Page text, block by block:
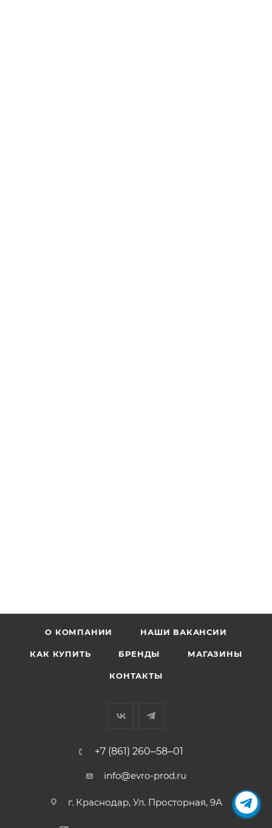
О КОМПАНИИ НАШИ ВАКАНСИИ
КАК КУПИТЬ БРЕНДЫ МАГАЗИНЫ
КОНТАКТЫ
+7 (861) 260‒58‒01
info@evro-prod.ru
г. Краснодар, ​Ул. Просторная, 9А